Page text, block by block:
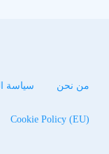
من نحن سياسة
Cookie Policy (EU)